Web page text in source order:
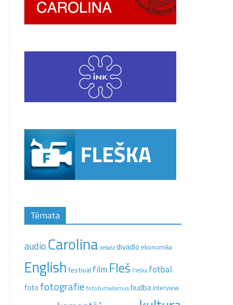
Témata
audio Carolina debatadivadlo ekonomika
Englishfestival film Fleš Fleška fotbal
foto fotografie fotožurnalismushudba interview